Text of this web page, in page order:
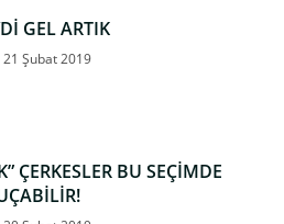
GEL ARTIK
21 Şubat 2019
ÇERKESLER BU SEÇİMDE